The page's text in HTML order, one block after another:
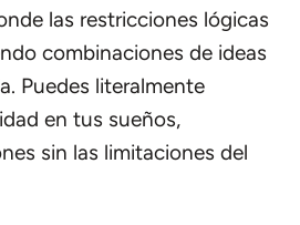
las restricciones lógicas
combinaciones de ideas
Puedes literalmente
en tus sueños,
sin las limitaciones del